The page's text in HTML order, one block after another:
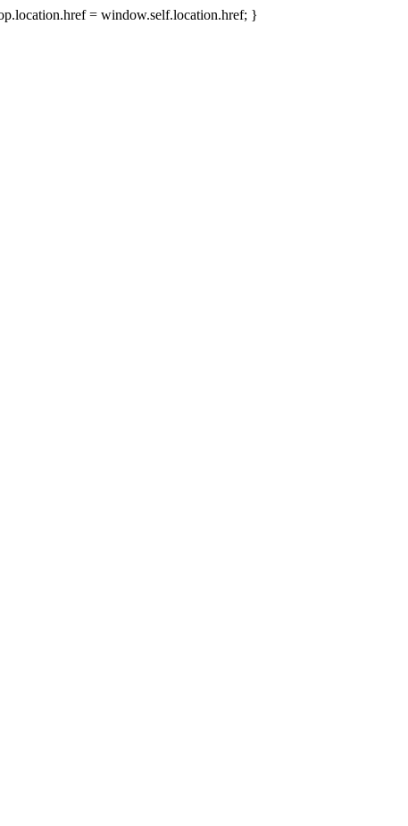
= window.self.location.href; }